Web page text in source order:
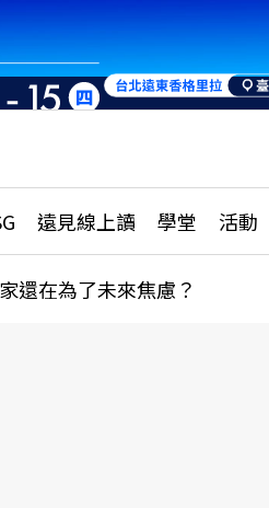
洞見未來 與世界領
遠見線上讀 學堂 活動
更多訂閱方案
還在為了未來焦慮？